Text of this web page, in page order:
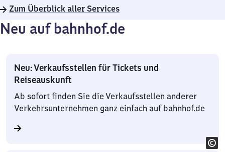
Zum Überblick aller Services
Neu auf bahnhof.de
Neu: Verkaufsstellen für Tickets und
Reiseauskunft
Ab sofort finden Sie die Verkaufsstellen anderer
Verkehrsunternehmen ganz einfach auf bahnhof.de